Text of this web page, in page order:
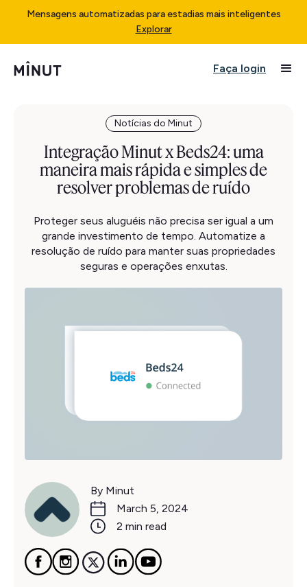
Mensagens automatizadas para estadias mais inteligentes
Explorar
Faça login
Notícias do Minut
Integração Minut x Beds24: uma
maneira mais rápida e simples de
resolver problemas de ruído
Proteger seus aluguéis não precisa ser igual a um
grande investimento de tempo. Automatize a
resolução de ruído para manter suas propriedades
seguras e operações enxutas.
By Minut
March 5, 2024
2 min read